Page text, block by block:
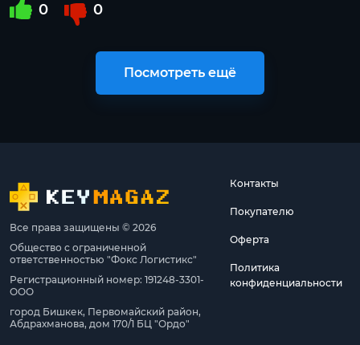
0 0
Посмотреть ещё
Все права защищены © 2026
Общество с ограниченной
ответственностью "Фокс Логистикс"
Регистрационный номер: 191248-3301-
ООО
город Бишкек, Первомайский район,
Абдрахманова, дом 170/1 БЦ "Ордо"
Контакты
Покупателю
Оферта
Политика
конфиденциальности